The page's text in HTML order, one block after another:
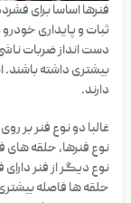
فنرها اساسا برای
ثبات و پایداری
دست انداز ضربات
بیشتری داشته باشند.
دارند.
غالبا دو نوع فنر بر
نوع فنرها، حلقه های
نوع دیگر از فنر
حلقه ها فاصله